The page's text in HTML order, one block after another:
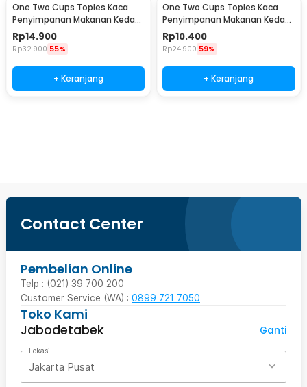
One Two Cups Toples Kaca
Penyimpanan Makanan Kedap
Udara Glass Jar 410ml - GH1270
Rp14.900
Rp32.900 55%
+ Keranjang
One Two Cups Toples Kaca
Penyimpanan Makanan Kedap
Udara Glass Jar 280ml -
GH1270
Rp10.400
Rp24.900 59%
+ Keranjang
Contact Center
Pembelian Online
Telp : (021) 39 700 200
Customer Service (WA) : 0899 721 7050
Toko Kami
Jabodetabek
Ganti
Lokasi
Jakarta Pusat